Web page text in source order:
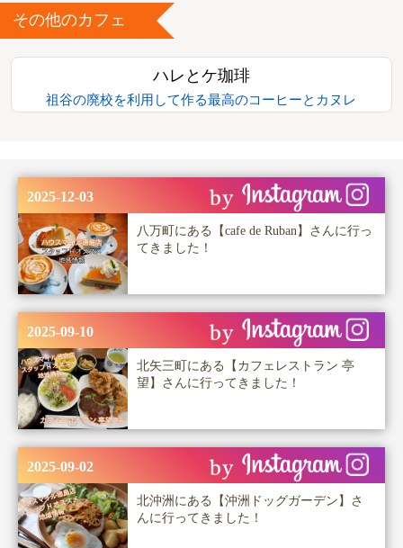
その他のカフェ
ハレとケ珈琲
祖谷の廃校を利用して作る最高のコーヒーとカヌレ
2025-12-03
八万町にある【cafe de Ruban】さんに行っ
てきました！
2025-09-10
北矢三町にある【カフェレストラン 亭
望】さんに行ってきました！
2025-09-02
北沖洲にある【沖洲ドッグガーデン】さ
んに行ってきました！